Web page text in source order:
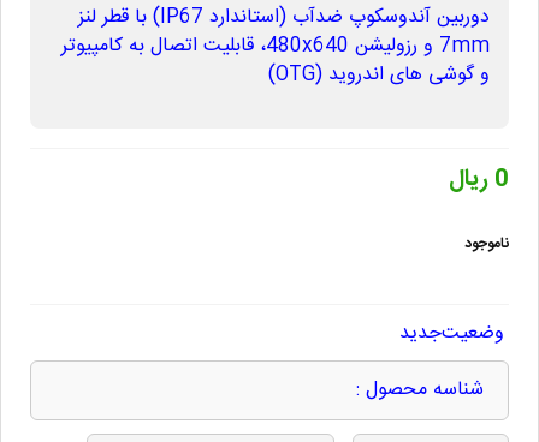
دوربین آندوسکوپ ضدآب (استاندارد IP67) با قطر لنز
7mm و رزولیشن 480x640، قابلیت اتصال به کامپیوتر
و گوشی های اندروید (OTG)
0 ریال
ناموجود
وضعیتجدید
شناسه محصول :